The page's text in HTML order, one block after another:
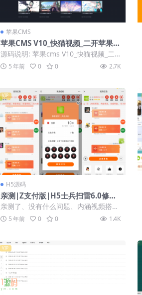
苹果CMS
苹果CMS V10_快猫视频_二开苹果c
ms视频网站源码_可封装双端APP
源码说明: 苹果cms V10_快猫视频_二
开苹果cms视频网站源码模板_可封装...
5 年前 0 0 2.7K
VIP
H5源码
亲测|Z支付版|H5士兵扫雷6.0修复
版新增签到稳定流畅源码下载
亲测了、没有什么问题、内涵视频搭建
教程 对接了z支付个人免签（公众号接
口也对接了...
5 年前 0 0 1.4K
VIP